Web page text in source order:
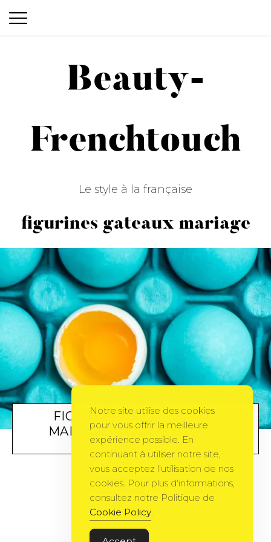
Beauty-Frenchtouch
Beauty-
Frenchtouch
Le style à la française
figurines gateaux mariage
FIGURINE DE GATEAU DE
MARIAGE: INDISPENSABLE
BONHEURBYDELPH66 5 JANVIER 2011
Notre site utilise des cookies
pour vous offrir la meilleure
expérience possible. En
continuant à utiliser notre site,
vous acceptez l'utilisation de nos
cookies. Pour plus d'informations,
consultez notre Politique de
Cookie Policy.